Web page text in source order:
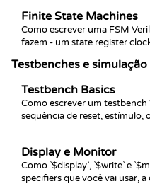
Finite State Machines
Como escrever uma FSM
fazem - um state register
Testbenches e simulação
Testbench Basics
Como escrever um
sequência de reset, estímulo,
Display e Monitor
Como `$display`, `$write` e
specifiers que você vai usar,